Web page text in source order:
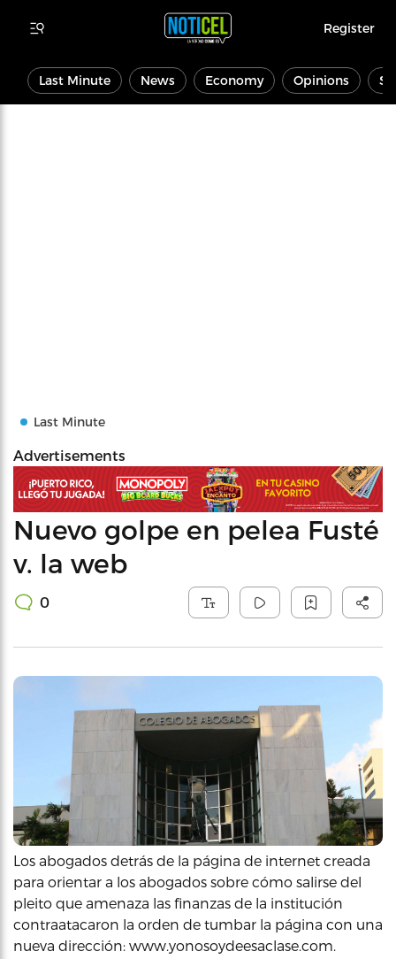
Register
Last Minute News Economy Opinions
Last Minute
Advertisements
Nuevo golpe en pelea Fusté
v. la web
0
Los abogados detrás de la página de internet creada
para orientar a los abogados sobre cómo salirse del
pleito que amenaza las finanzas de la institución
contraatacaron la orden de tumbar la página con una
nueva dirección: www.yonosoydeesaclase.com.